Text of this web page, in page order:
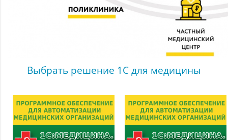
Выбрать решение 1С для медицины